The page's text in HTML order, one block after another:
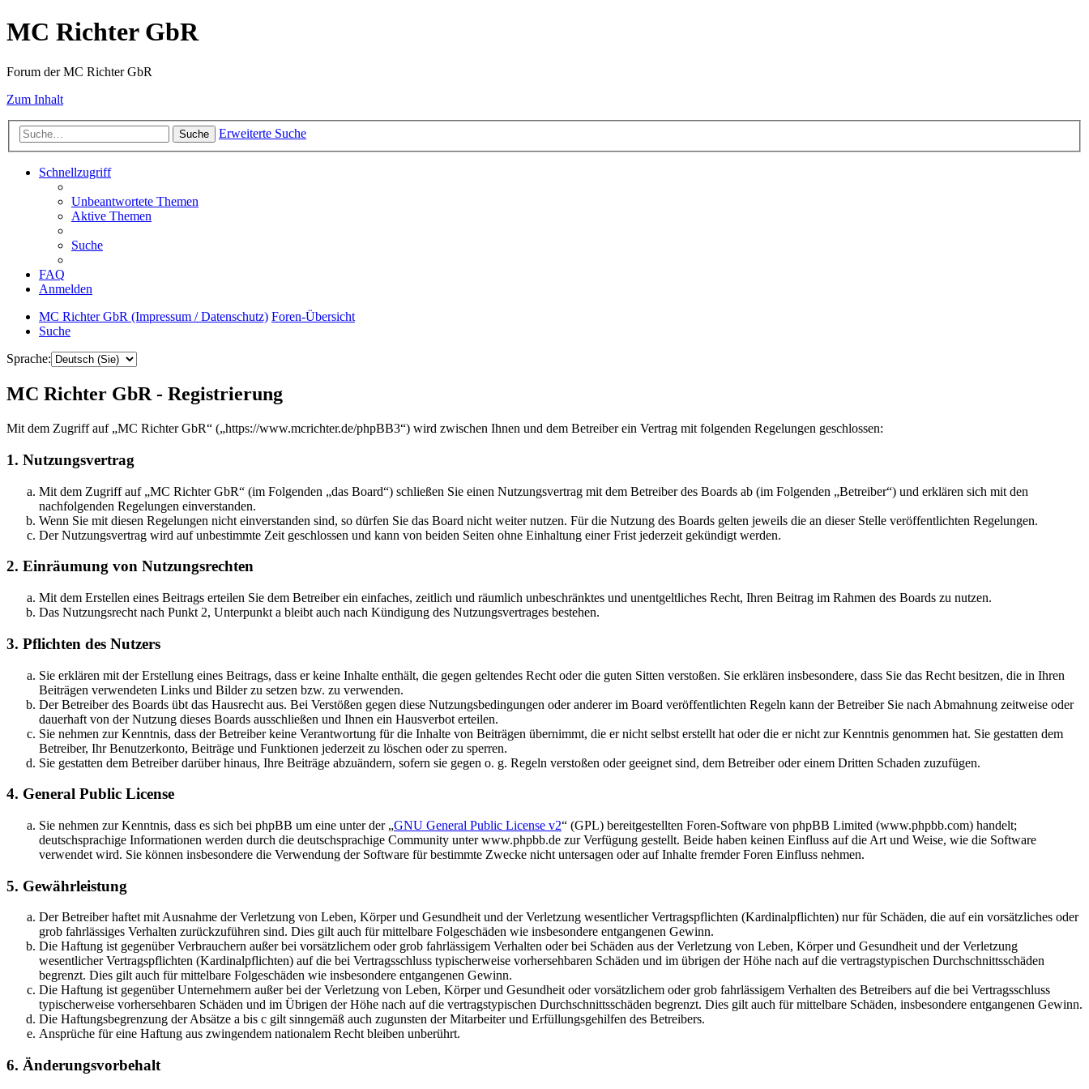
MC Richter GbR
Forum der MC Richter GbR
Zum Inhalt
Suche Erweiterte Suche
Schnellzugriff
Unbeantwortete Themen
Aktive Themen
Suche
FAQ
Anmelden
MC Richter GbR (Impressum / Datenschutz) Foren-Übersicht
Suche
Sprache:
MC Richter GbR - Registrierung
Mit dem Zugriff auf „MC Richter GbR“ („https://www.mcrichter.de/phpBB3“) wird zwischen Ihnen und dem Betreiber ein Vertrag mit folgenden Regelungen geschlossen:
1. Nutzungsvertrag
Mit dem Zugriff auf „MC Richter GbR“ (im Folgenden „das Board“) schließen Sie einen Nutzungsvertrag mit dem Betreiber des Boards ab (im Folgenden „Betreiber“) und erklären sich mit den
nachfolgenden Regelungen einverstanden.
Wenn Sie mit diesen Regelungen nicht einverstanden sind, so dürfen Sie das Board nicht weiter nutzen. Für die Nutzung des Boards gelten jeweils die an dieser Stelle veröffentlichten Regelungen.
Der Nutzungsvertrag wird auf unbestimmte Zeit geschlossen und kann von beiden Seiten ohne Einhaltung einer Frist jederzeit gekündigt werden.
2. Einräumung von Nutzungsrechten
Mit dem Erstellen eines Beitrags erteilen Sie dem Betreiber ein einfaches, zeitlich und räumlich unbeschränktes und unentgeltliches Recht, Ihren Beitrag im Rahmen des Boards zu nutzen.
Das Nutzungsrecht nach Punkt 2, Unterpunkt a bleibt auch nach Kündigung des Nutzungsvertrages bestehen.
3. Pflichten des Nutzers
Sie erklären mit der Erstellung eines Beitrags, dass er keine Inhalte enthält, die gegen geltendes Recht oder die guten Sitten verstoßen. Sie erklären insbesondere, dass Sie das Recht besitzen, die in Ihren
Beiträgen verwendeten Links und Bilder zu setzen bzw. zu verwenden.
Der Betreiber des Boards übt das Hausrecht aus. Bei Verstößen gegen diese Nutzungsbedingungen oder anderer im Board veröffentlichten Regeln kann der Betreiber Sie nach Abmahnung zeitweise oder
dauerhaft von der Nutzung dieses Boards ausschließen und Ihnen ein Hausverbot erteilen.
Sie nehmen zur Kenntnis, dass der Betreiber keine Verantwortung für die Inhalte von Beiträgen übernimmt, die er nicht selbst erstellt hat oder die er nicht zur Kenntnis genommen hat. Sie gestatten dem
Betreiber, Ihr Benutzerkonto, Beiträge und Funktionen jederzeit zu löschen oder zu sperren.
Sie gestatten dem Betreiber darüber hinaus, Ihre Beiträge abzuändern, sofern sie gegen o. g. Regeln verstoßen oder geeignet sind, dem Betreiber oder einem Dritten Schaden zuzufügen.
4. General Public License
Sie nehmen zur Kenntnis, dass es sich bei phpBB um eine unter der „GNU General Public License v2“ (GPL) bereitgestellten Foren-Software von phpBB Limited (www.phpbb.com) handelt;
deutschsprachige Informationen werden durch die deutschsprachige Community unter www.phpbb.de zur Verfügung gestellt. Beide haben keinen Einfluss auf die Art und Weise, wie die Software
verwendet wird. Sie können insbesondere die Verwendung der Software für bestimmte Zwecke nicht untersagen oder auf Inhalte fremder Foren Einfluss nehmen.
5. Gewährleistung
Der Betreiber haftet mit Ausnahme der Verletzung von Leben, Körper und Gesundheit und der Verletzung wesentlicher Vertragspflichten (Kardinalpflichten) nur für Schäden, die auf ein vorsätzliches oder
grob fahrlässiges Verhalten zurückzuführen sind. Dies gilt auch für mittelbare Folgeschäden wie insbesondere entgangenen Gewinn.
Die Haftung ist gegenüber Verbrauchern außer bei vorsätzlichem oder grob fahrlässigem Verhalten oder bei Schäden aus der Verletzung von Leben, Körper und Gesundheit und der Verletzung
wesentlicher Vertragspflichten (Kardinalpflichten) auf die bei Vertragsschluss typischerweise vorhersehbaren Schäden und im übrigen der Höhe nach auf die vertragstypischen Durchschnittsschäden
begrenzt. Dies gilt auch für mittelbare Folgeschäden wie insbesondere entgangenen Gewinn.
Die Haftung ist gegenüber Unternehmern außer bei der Verletzung von Leben, Körper und Gesundheit oder vorsätzlichem oder grob fahrlässigem Verhalten des Betreibers auf die bei Vertragsschluss
typischerweise vorhersehbaren Schäden und im Übrigen der Höhe nach auf die vertragstypischen Durchschnittsschäden begrenzt. Dies gilt auch für mittelbare Schäden, insbesondere entgangenen Gewinn.
Die Haftungsbegrenzung der Absätze a bis c gilt sinngemäß auch zugunsten der Mitarbeiter und Erfüllungsgehilfen des Betreibers.
Ansprüche für eine Haftung aus zwingendem nationalem Recht bleiben unberührt.
6. Änderungsvorbehalt